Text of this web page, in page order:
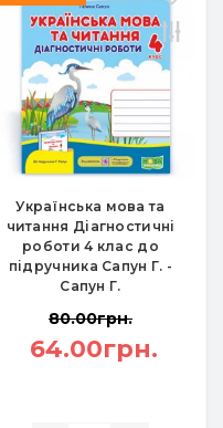
Українська мова та
читання Діагностичні
роботи 4 клас до
підручника Сапун Г. -
Сапун Г.
80.00грн.
64.00грн.